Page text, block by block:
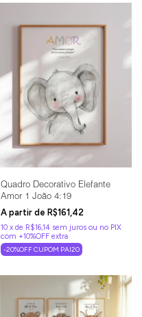
Quadro Decorativo Elefante
Amor 1 João 4:19
R$161,42
10 x de R$16,14 sem juros
-20%OFF CUPOM PAI20